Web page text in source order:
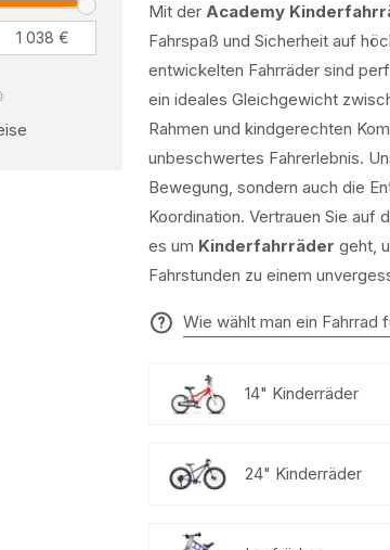
Mit der Academy
Fahrspaß und Sicherheit auf
entwickelten Fahrräder sind
ein ideales Gleichgewicht
Rahmen und kindgerechten
unbeschwertes Fahrerlebnis.
Bewegung, sondern auch die
Koordination. Vertrauen Sie auf
es um Kinderfahrräder geht,
Fahrstunden zu einem
Wie wählt man ein Fahrrad
14" Kinderräder
24" Kinderräder